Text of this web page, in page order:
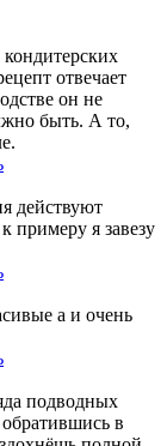
отвечает
он не
быть. А то,
действуют
примеру я завезу
а и очень
подводных
в